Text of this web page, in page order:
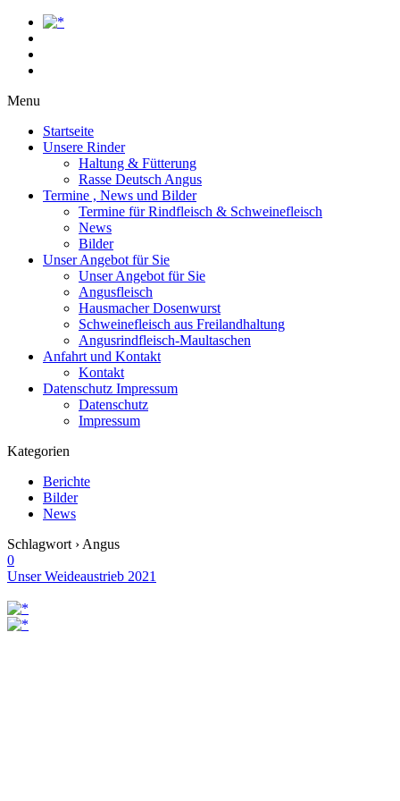
Menu
Startseite
Unsere Rinder
Haltung & Fütterung
Rasse Deutsch Angus
Termine , News und Bilder
Termine für Rindfleisch & Schweinefleisch
News
Bilder
Unser Angebot für Sie
Unser Angebot für Sie
Angusfleisch
Hausmacher Dosenwurst
Schweinefleisch aus Freilandhaltung
Angusrindfleisch-Maultaschen
Anfahrt und Kontakt
Kontakt
Datenschutz Impressum
Datenschutz
Impressum
Kategorien
Berichte
Bilder
News
Schlagwort › Angus
0
Unser Weideaustrieb 2021